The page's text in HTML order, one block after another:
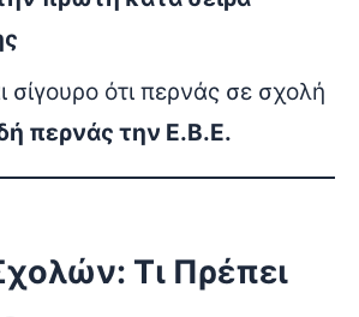
σίγουρο ότι περνάς σε σχολή
περνάς την Ε.Β.Ε.
Τι Πρέπει